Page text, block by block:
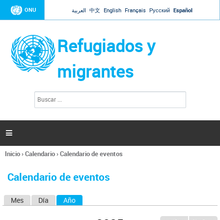
Jump to navigation
ONU العربية 中文 English Français Русский Español
Refugiados y
migrantes
l
s

Se
usted
Inicio›Calendario›Calendario de eventos
Calendario de eventos
Mes Día Año